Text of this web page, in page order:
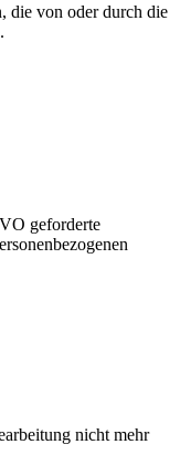
die von oder durch die
geforderte
nicht mehr